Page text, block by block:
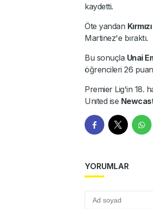
kaydetti.
Öte yandan
Martinez'e bıraktı.
Bu sonuçla Unai
öğrencileri 26
Premier Lig'in 18.
United ise
YORUMLAR